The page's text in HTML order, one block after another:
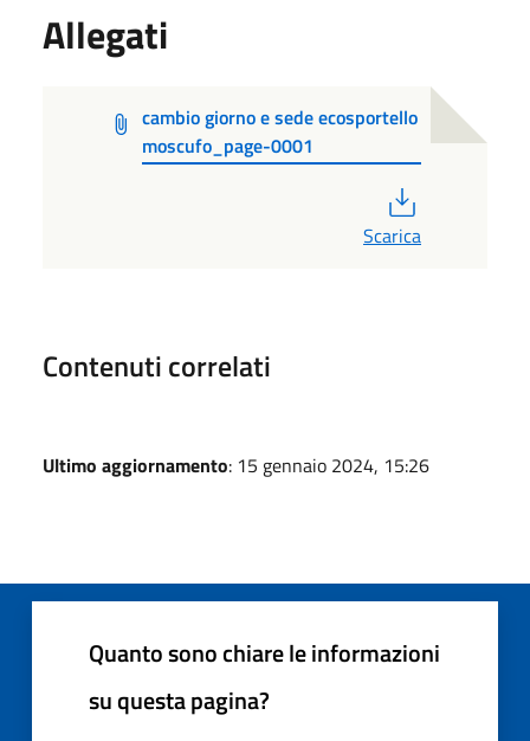
Allegati
cambio giorno e sede ecosportello
moscufo_page-0001
Scarica
Contenuti correlati
Ultimo aggiornamento: 15 gennaio 2024, 15:26
Quanto sono chiare le informazioni
su questa pagina?